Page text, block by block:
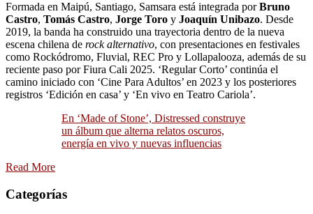
Formada en Maipú, Santiago, Samsara está integrada porBruno
Castro, Tomás Castro, Jorge Toro y Joaquín Unibazo. Desde
2019, la banda ha construido una trayectoria dentro de la nueva
escena chilena de rock alternativo, con presentaciones en festivales
como Rockódromo, Fluvial, REC Pro y Lollapalooza, además de su
reciente paso por Fiura Cali 2025. ‘Regular Corto’ continúa el
camino iniciado con ‘Cine Para Adultos’ en 2023 y los posteriores
registros ‘Edición en casa’ y ‘En vivo en Teatro Cariola’.
En ‘Made of Stone’, Distressed construye
un álbum que alterna relatos oscuros,
energía en vivo y nuevas influencias
Read More
Categorías